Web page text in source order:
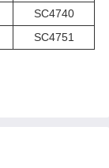
SC4740
SC4751